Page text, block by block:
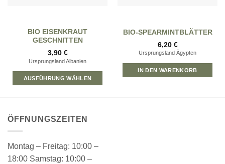
BIO EISENKRAUT
GESCHNITTEN
3,90 €
Ursprungsland Albanien
AUSFÜHRUNG WÄHLEN
BIO-SPEARMINTBLÄTTER
6,20 €
Ursprungsland Ägypten
IN DEN WARENKORB
ÖFFNUNGSZEITEN
Montag – Freitag: 10:00 –
18:00 Samstag: 10:00 –